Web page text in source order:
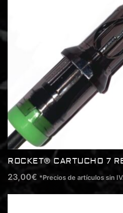
ROCKET® CARTUCHO 7
23,00€ *Precios de artículos sin